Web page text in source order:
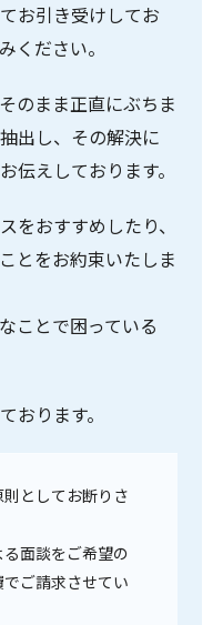
お引き受けしてお
ください。
のまま正直にぶちま
出し、その解決に
伝えしております。
をおすすめしたり、
とをお約束いたしま
ことで困っている
おります。
としてお断りさ
面談をご希望の
ご請求させてい